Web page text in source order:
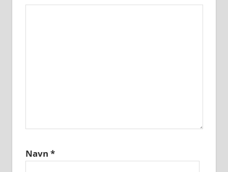
Navn *